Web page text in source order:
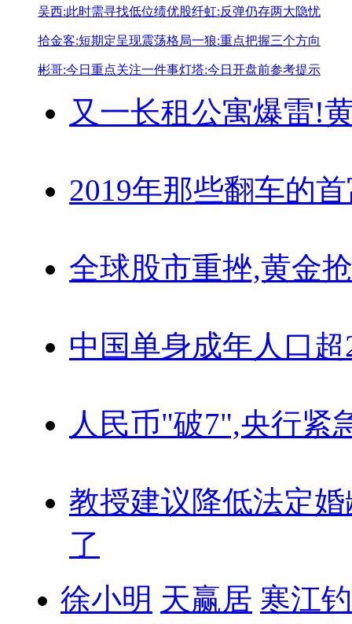
吴西:此时需寻找低位绩优股纤虹:反弹仍存两大隐忧
拾金客:短期定呈现震荡格局一狼:重点把握三个方向
彬哥:今日重点关注一件事灯塔:今日开盘前参考提示
又一长租公寓爆雷!
2019年那些翻车的
全球股市重挫,黄金
中国单身成年人口超
人民币"破7",央行紧
教授建议降低法定婚
了
徐小明 天赢居 寒江